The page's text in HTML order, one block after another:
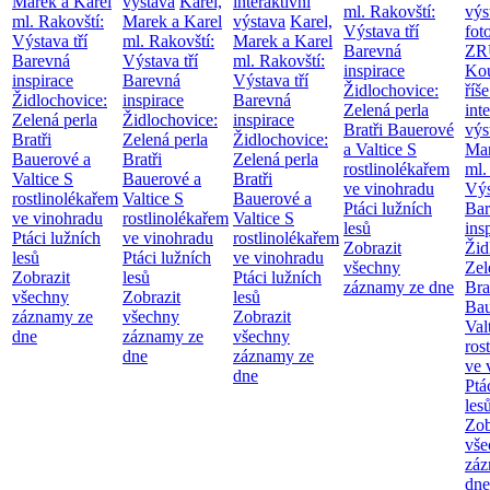
ml. Rakovští:
Výstava tří
Barevná
inspirace
Židlochovice:
Zelená perla
Bratři
Bauerové a
Valtice S
rostlinolékařem
ve vinohradu
Ptáci lužních
lesů
Zobrazit
všechny
záznamy ze
dne
Marek a Karel
ml. Rakovští:
Výstava tří
Barevná
inspirace
Židlochovice:
Zelená perla
Bratři
Bauerové a
Valtice S
rostlinolékařem
ve vinohradu
Ptáci lužních
lesů
Zobrazit
všechny
záznamy ze
dne
výstava Karel,
Marek a Karel
ml. Rakovští:
Výstava tří
Barevná
inspirace
Židlochovice:
Zelená perla
Bratři
Bauerové a
Valtice S
rostlinolékařem
ve vinohradu
Ptáci lužních
lesů
Zobrazit
všechny
záznamy ze
dne
ml. Rakovští:
Výstava tří
Barevná
inspirace
Židlochovice:
Zelená perla
Bratři Bauerové
a Valtice S
rostlinolékařem
ve vinohradu
Ptáci lužních
lesů
Zobrazit
všechny
záznamy ze dne
ml.
ve
dne